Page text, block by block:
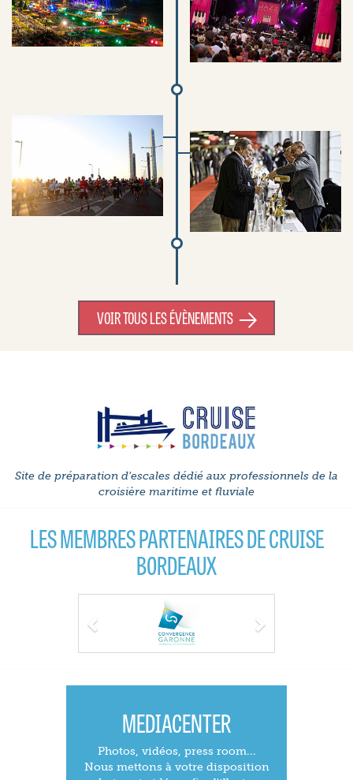
VOIR TOUS LES ÉVÈNEMENTS
Site de préparation d'escales dédié aux professionnels de la
croisière maritime et fluviale
LES MEMBRES PARTENAIRES DE CRUISE
BORDEAUX
MEDIACENTER
Photos, vidéos, press room...
Nous mettons à votre disposition